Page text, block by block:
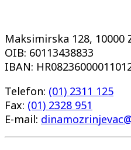
Maksimirska 128, 10000
OIB: 60113438833
IBAN:
Telefon: (01) 2311 125
Fax: (01) 2328 951
E-mail: